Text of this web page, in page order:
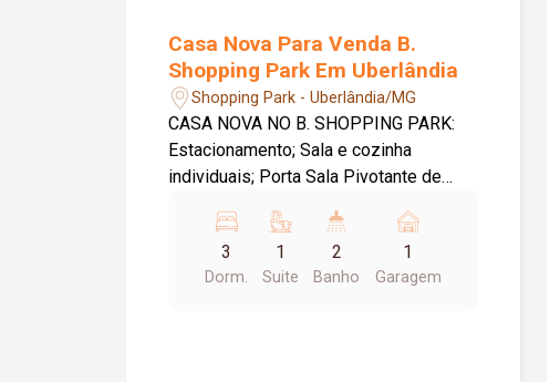
Casa Nova Para Venda B.
Shopping Park Em Uberlândia
Shopping Park - Uberlândia/MG
CASA NOVA NO B. SHOPPING PARK:
Estacionamento; Sala e cozinha
individuais; Porta Sala Pivotante de
suíte; Banheiro social; Cozinha;
Lavanderia; Pé Direito de 3,10m de
altura; Janelas em Blindex sendo janela
3
Dorm.
1
Suite
2
Banho
1
Garagem